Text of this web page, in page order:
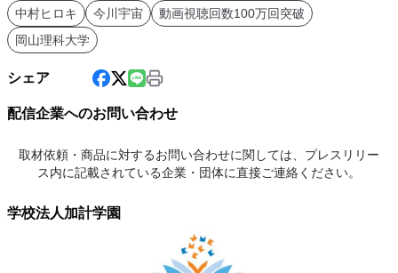
中村ヒロキ
今川宇宙
動画視聴回数100万回突破
岡山理科大学
シェア
配信企業へのお問い合わせ
取材依頼・商品に対するお問い合わせに関しては、プレスリリー
ス内に記載されている企業・団体に直接ご連絡ください。
学校法人加計学園